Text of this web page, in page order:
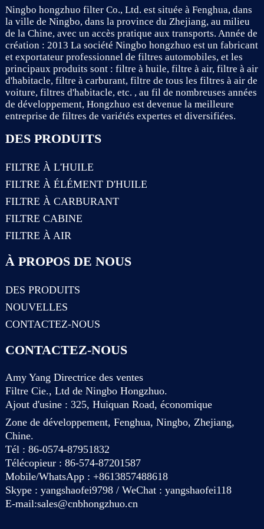
Ningbo hongzhuo filter Co., Ltd. est située à Fenghua, dans
la ville de Ningbo, dans la province du Zhejiang, au milieu
de la Chine, avec un accès pratique aux transports. Année de
création : 2013 La société Ningbo hongzhuo est un fabricant
et exportateur professionnel de filtres automobiles, et les
principaux produits sont : filtre à huile, filtre à air, filtre à air
d'habitacle, filtre à carburant, filtre de tous les filtres à air de
voiture, filtres d'habitacle, etc. , au fil de nombreuses années
de développement, Hongzhuo est devenue la meilleure
entreprise de filtres de variétés expertes et diversifiées.
DES PRODUITS
FILTRE À L'HUILE
FILTRE À ÉLÉMENT D'HUILE
FILTRE À CARBURANT
FILTRE CABINE
FILTRE À AIR
À PROPOS DE NOUS
DES PRODUITS
NOUVELLES
CONTACTEZ-NOUS
CONTACTEZ-NOUS
Amy Yang Directrice des ventes
Filtre Cie., Ltd de Ningbo Hongzhuo.
Ajout d'usine : 325, Huiquan Road, économique
Zone de développement, Fenghua, Ningbo, Zhejiang,
Chine.
Tél : 86-0574-87951832
Télécopieur : 86-574-87201587
Mobile/WhatsApp : +8613857488618
Skype : yangshaofei9798 / WeChat : yangshaofei118
E-mail:sales@cnbhongzhuo.cn